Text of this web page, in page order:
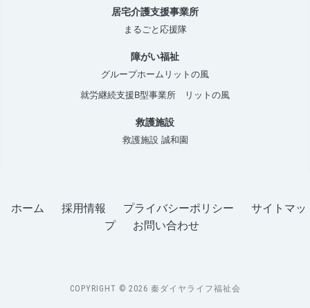
居宅介護支援事業所
まるごと応援隊
障がい福祉
グループホームリットの風
就労継続支援B型事業所 リットの風
救護施設
救護施設 誠和園
ホーム 採用情報 プライバシーポリシー
サイトマッ
プ
お問い合わせ
COPYRIGHT © 2026 秦ダイヤライフ福祉会